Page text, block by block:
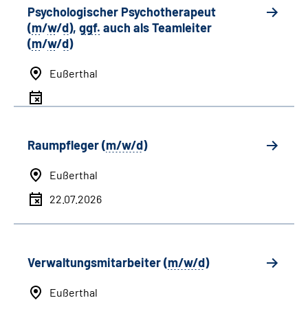
Psychologischer Psychotherapeut
(m/w/d), ggf. auch alsTeamleiter
(m/w/d)
Eußerthal
Raumpfleger (m/w/d)
Eußerthal
22.07.2026
Verwaltungsmitarbeiter (m/w/d)
Eußerthal